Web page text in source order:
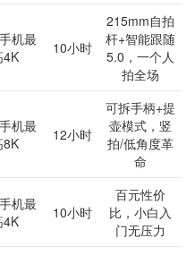
机最
4K
10小时
215mm自拍
杆+智能跟随
5.0，一个人
拍全场
机最
8K
12小时
可拆手柄+提
壶模式，竖
拍/低角度革
命
机最
4K
10小时
百元性价
比，小白入
门无压力